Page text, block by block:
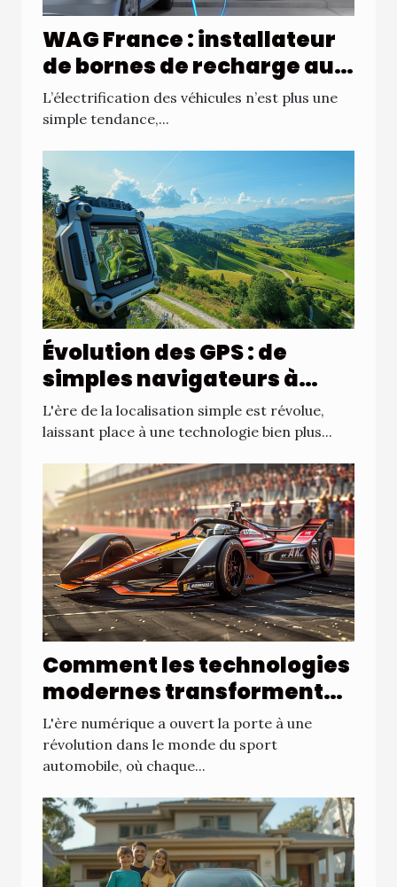
WAG France : installateur
de bornes de recharge au
Mans pour entreprises et
flottes professionnelles
L’électrification des véhicules n’est plus une
simple tendance,...
Évolution des GPS : de
simples navigateurs à
assistants de voyage
complets
L'ère de la localisation simple est révolue,
laissant place à une technologie bien plus...
Comment les technologies
modernes transforment
les compétitions
automobiles
L'ère numérique a ouvert la porte à une
révolution dans le monde du sport
automobile, où chaque...